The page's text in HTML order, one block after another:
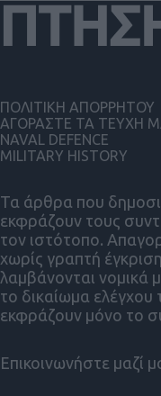
Τα άρθρα που
εκφράζουν τους
τον ιστότοπο.
χωρίς γραπτή
λαμβάνονται νομικά
το δικαίωμα
εκφράζουν μόνο το
Επικοινωνήστε μαζί
ΠΟΛΙΤΙΚΗ ΑΠΟΡΡΗΤΟΥ
ΑΓΟΡΑΣΤΕ ΤΑ ΤΕΥΧΗ
NAVAL DEFENCE
MILITARY HISTORY